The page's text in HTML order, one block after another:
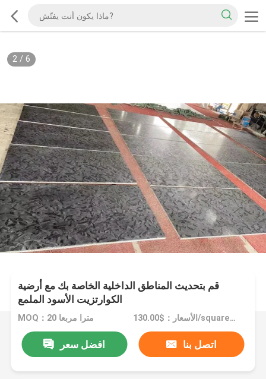
2/ 6
قم بتحديث المناطق الداخلية الخاصة بك مع أرضية
الكوارتزيت الأسود الملمع
MOQ：20 مترا مربعا الأسعار：$130.00/square meters 20-99 square meters
افضل سعر اتصل بنا